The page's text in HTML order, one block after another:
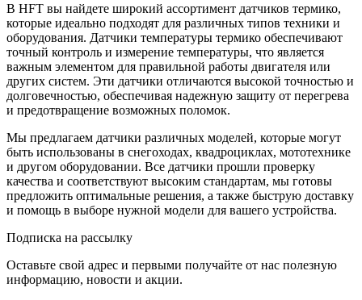
В HFT вы найдете широкий ассортимент датчиков термико,
которые идеально подходят для различных типов техники и
оборудования. Датчики температуры термико обеспечивают
точный контроль и измерение температуры, что является
важным элементом для правильной работы двигателя или
других систем. Эти датчики отличаются высокой точностью и
долговечностью, обеспечивая надежную защиту от перегрева
и предотвращение возможных поломок.
Мы предлагаем датчики различных моделей, которые могут
быть использованы в снегоходах, квадроциклах, мототехнике
и другом оборудовании. Все датчики прошли проверку
качества и соответствуют высоким стандартам, мы готовы
предложить оптимальные решения, а также быструю доставку
и помощь в выборе нужной модели для вашего устройства.
Подписка на рассылку
Оставьте свой адрес и первыми получайте от нас полезную
информацию, новости и акции.